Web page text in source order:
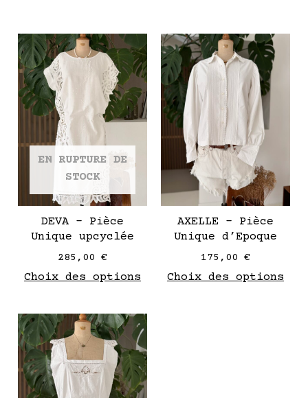
EN RUPTURE DE
STOCK
DEVA – Pièce
Unique upcyclée
285,00 €
Choix des options
Ce
produit
a
plusieurs
variantes.
options
peuvent
choisies
produit
AXELLE – Pièce
Unique d’Epoque
175,00 €
Choix des options
Ce
produit
a
plusieurs
variantes.